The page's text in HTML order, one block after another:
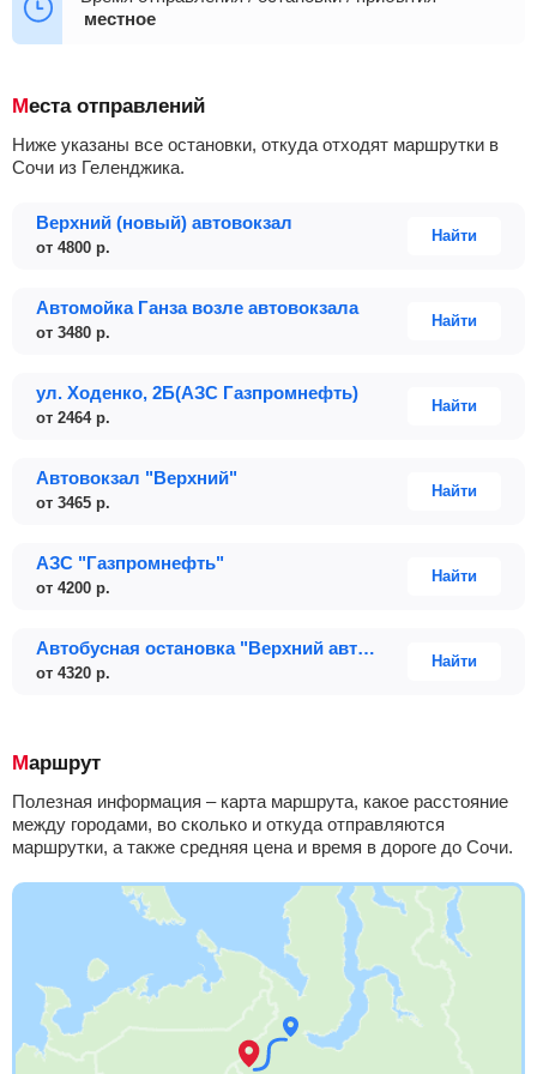
местное
Места отправлений
Ниже указаны все остановки, откуда отходят маршрутки в
Сочи из Геленджика.
Верхний (новый) автовокзал
от 4800 р.
Найти
Автовокзал "Верхний"
от 3465 р.
Найти
Автомойка Ганза возле автовокзала
от 3480 р.
Найти
АЗС "Газпромнефть"
от 4200 р.
Найти
ул. Ходенко, 2Б(АЗС Газпромнефть)
от 2464 р.
Найти
Автобусная остановка "Верхний автовокзал", напротив автовокзала
от 4320 р.
Найти
Маршрут
Полезная информация – карта маршрута, какое расстояние
между городами, во сколько и откуда отправляются
маршрутки, а также средняя цена и время в дороге до Сочи.